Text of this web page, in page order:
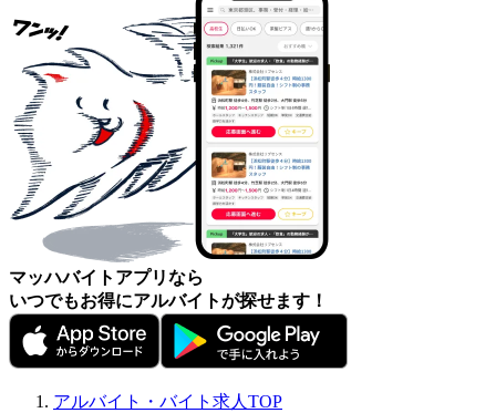
マッハバイトアプリなら
いつでもお得にアルバイトが探せます！
アルバイト・バイト求人TOP